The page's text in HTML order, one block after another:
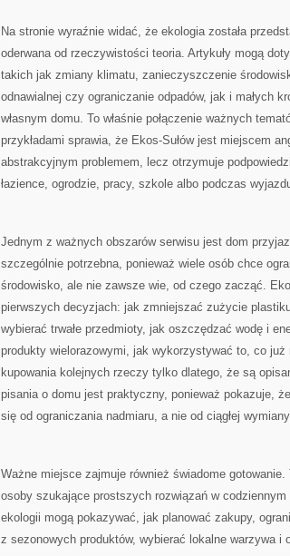
Na stronie wyraźnie widać, że ekologia została
oderwana od rzeczywistości teoria. Artykuły mogą
takich jak zmiany klimatu, zanieczyszczenie
odnawialnej czy ograniczanie odpadów, jak i małych
własnym domu. To właśnie połączenie ważnych
przykładami sprawia, że Ekos-Sułów jest miejscem
abstrakcyjnym problemem, lecz otrzymuje
łazience, ogrodzie, pracy, szkole albo podczas
Jednym z ważnych obszarów serwisu jest dom
szczególnie potrzebna, ponieważ wiele osób chce
środowisko, ale nie zawsze wie, od czego zacząć.
pierwszych decyzjach: jak zmniejszać zużycie
wybierać trwałe przedmioty, jak oszczędzać wodę i
produkty wielorazowymi, jak wykorzystywać to, co już
kupowania kolejnych rzeczy tylko dlatego, że są
pisania o domu jest praktyczny, ponieważ pokazuje,
się od ograniczania nadmiaru, a nie od ciągłej
Ważne miejsce zajmuje również świadome
osoby szukające prostszych rozwiązań w
ekologii mogą pokazywać, jak planować zakupy,
z sezonowych produktów, wybierać lokalne warzywa i